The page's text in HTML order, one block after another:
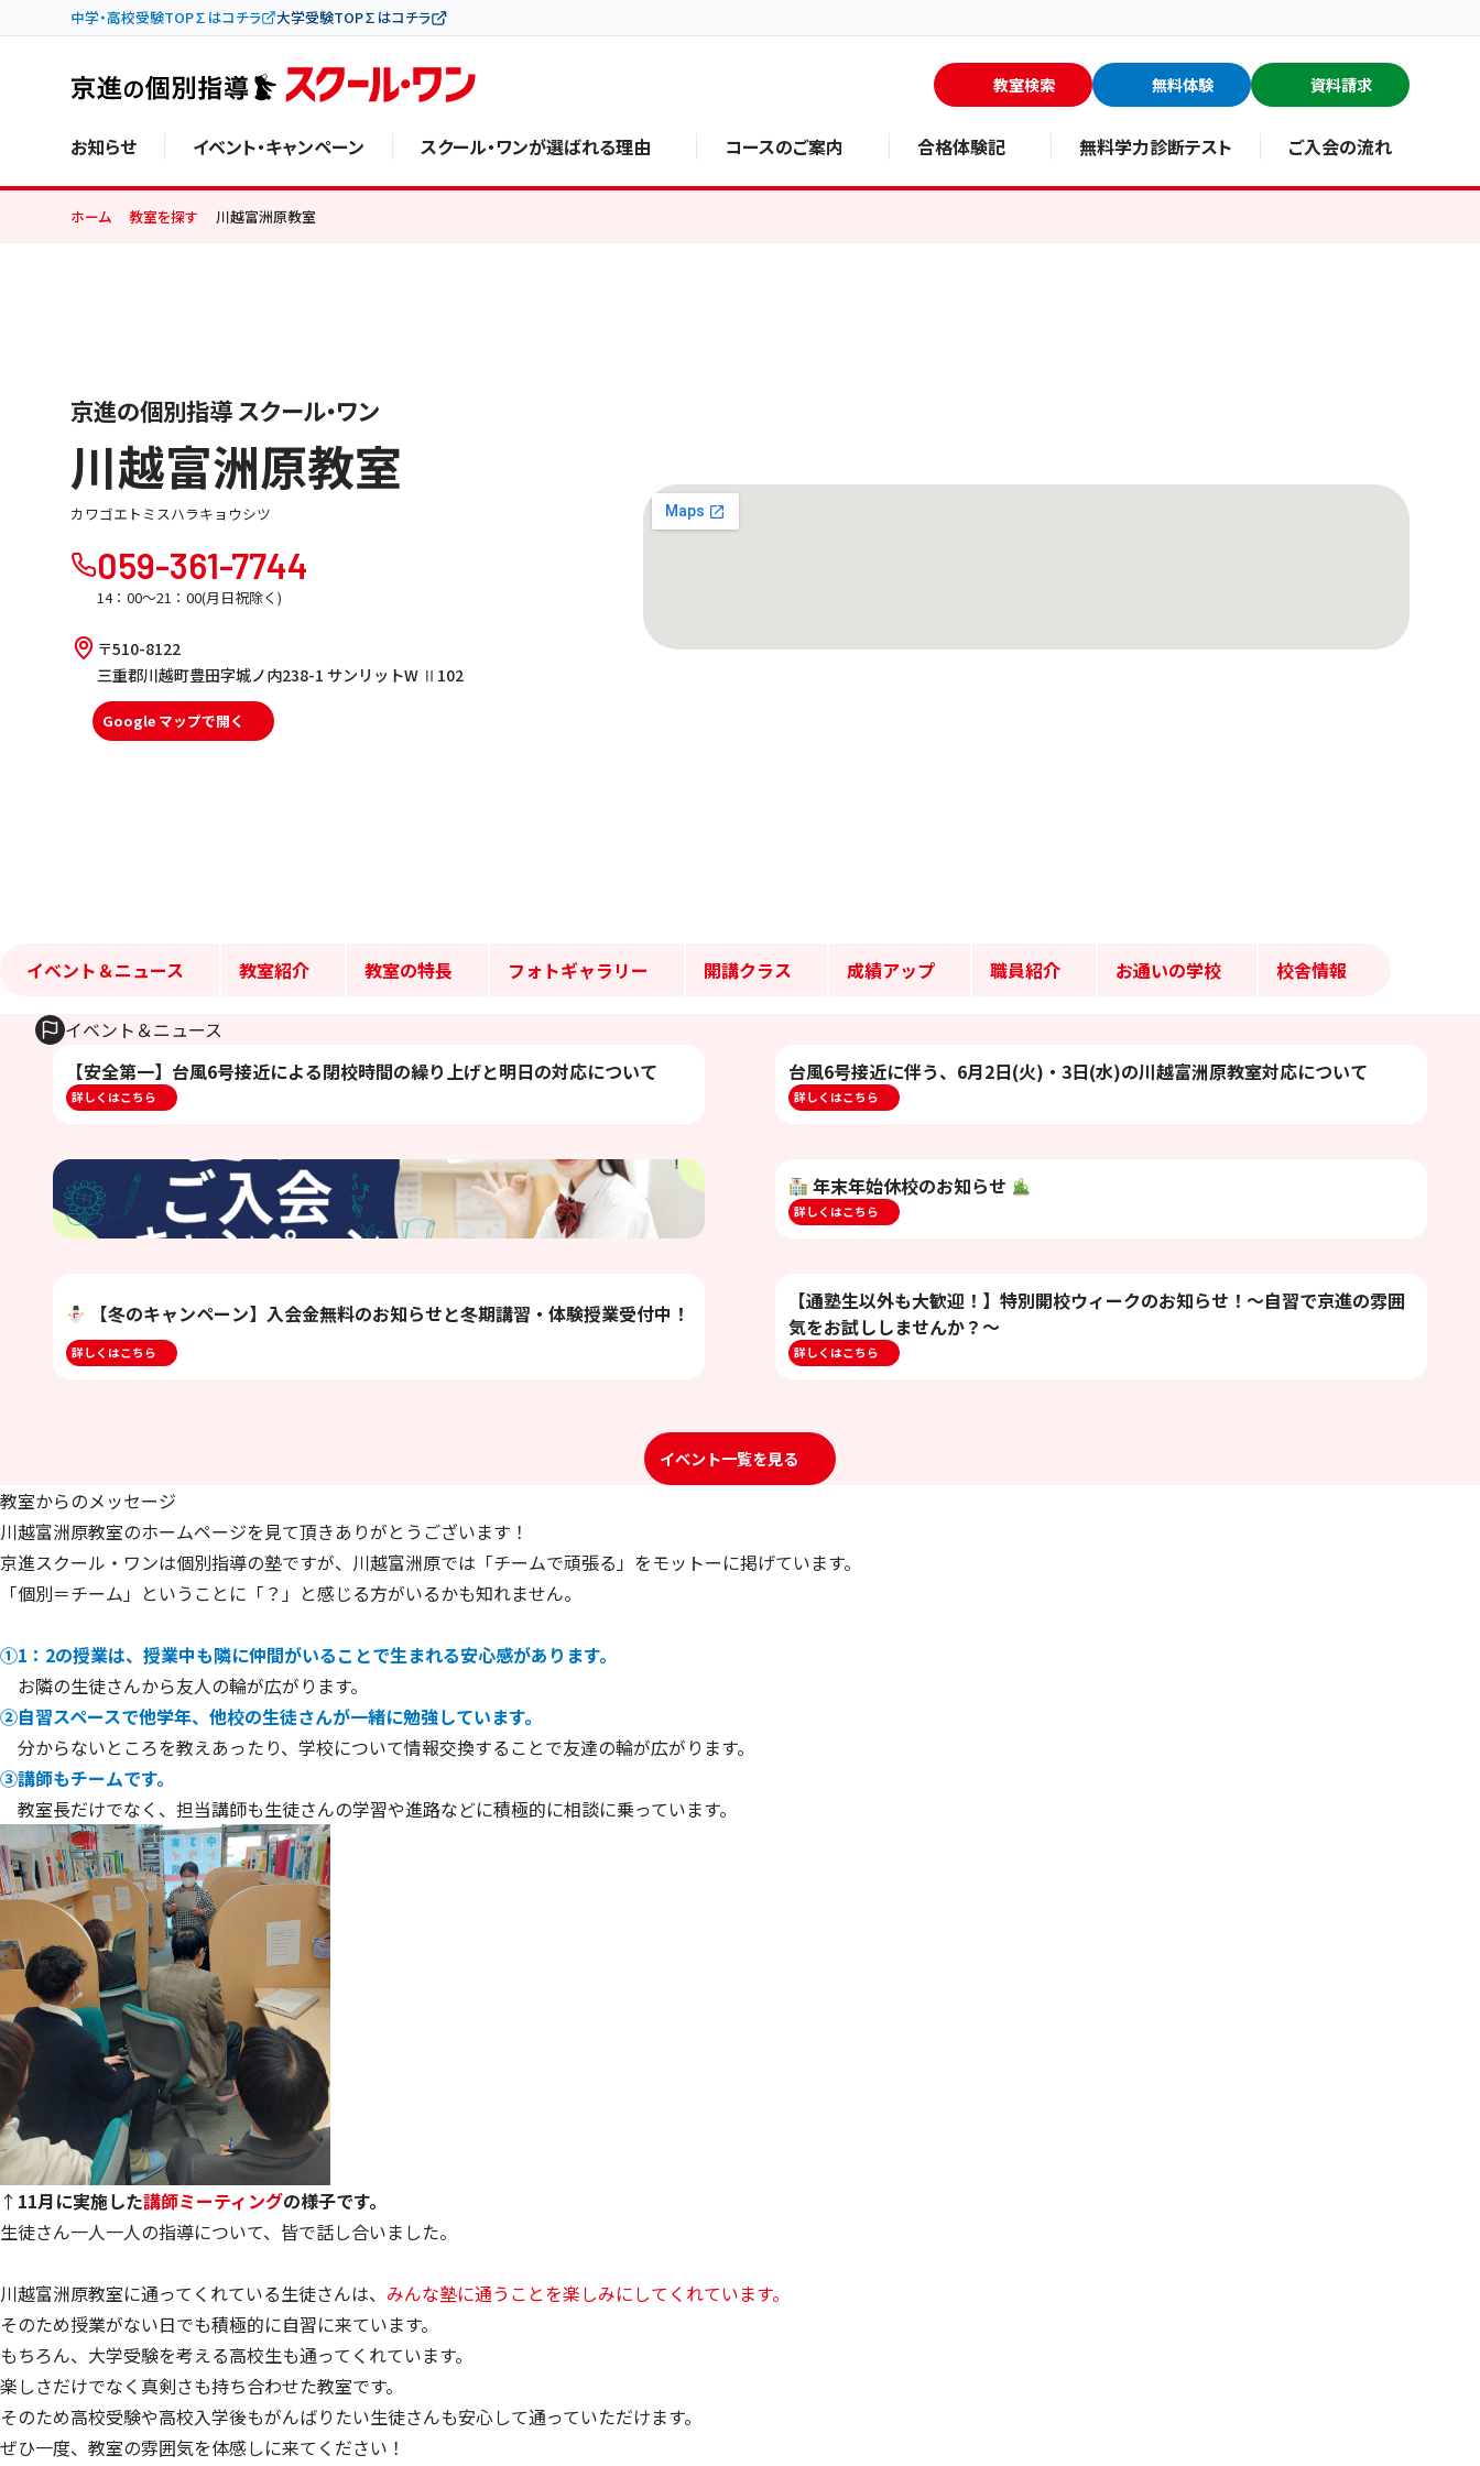
中学・高校受験TOP∑はコチラ 大学受験TOP∑はコチラ
教室検索 無料体験 資料請求
お知らせ イベント・キャンペーン スクール・ワンが選ばれる理由 コースのご案内 合格体験記 無料学力診断テスト ご入会の流れ
ホーム 教室を探す 川越富洲原教室
京進の個別指導 スクール・ワン
川越富洲原教室
カワゴエトミスハラキョウシツ
059-361-7744
14：00～21：00(月日祝除く)
〒510-8122
三重郡川越町豊田字城ノ内238-1 サンリットW Ⅱ102
Google マップで開く
イベント＆ニュース 教室紹介 教室の特長 フォトギャラリー 開講クラス 成績アップ 職員紹介 お通いの学校 校舎情報
イベント＆ニュース
【安全第一】台風6号接近による閉校時間の繰り上げと明日の対応について
詳しくはこちら
台風6号接近に伴う、6月2日(火)・3日(水)の川越富洲原教室対応について
詳しくはこちら
年末年始休校のお知らせ
詳しくはこちら
【冬のキャンペーン】入会金無料のお知らせと冬期講習・体験授業受付中！
詳しくはこちら
【通塾生以外も大歓迎！】特別開校ウィークのお知らせ！〜自習で京進の雰囲
気をお試ししませんか？〜
詳しくはこちら
イベント一覧を見る
教室からのメッセージ
川越富洲原教室のホームページを見て頂きありがとうございます！
京進スクール・ワンは個別指導の塾ですが、川越富洲原では「チームで頑張る」をモットーに掲げています。
「個別＝チーム」ということに「？」と感じる方がいるかも知れません。
①1：2の授業は、授業中も隣に仲間がいることで生まれる安心感があります。
お隣の生徒さんから友人の輪が広がります。
②自習スペースで他学年、他校の生徒さんが一緒に勉強しています。
分からないところを教えあったり、学校について情報交換することで友達の輪が広がります。
③講師もチームです。
教室長だけでなく、担当講師も生徒さんの学習や進路などに積極的に相談に乗っています。
↑ 11月に実施した講師ミーティングの様子です。
生徒さん一人一人の指導について、皆で話し合いました。
川越富洲原教室に通ってくれている生徒さんは、 みんな塾に通うことを楽しみにしてくれています。
そのため授業がない日でも積極的に自習に来ています。
もちろん、大学受験を考える高校生も通ってくれています。
楽しさだけでなく真剣さも持ち合わせた教室です。
そのため高校受験や高校入学後もがんばりたい生徒さんも安心して通っていただけます。
ぜひ一度、教室の雰囲気を体感しに来てください！